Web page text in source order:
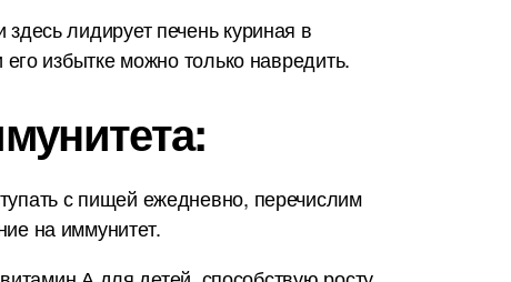
лидирует печень куриная в
избытке можно только навредить.
с пищей ежедневно, перечислим
на иммунитет.